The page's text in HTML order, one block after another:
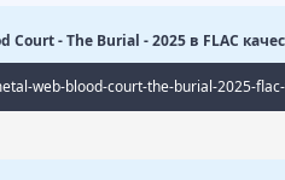
Court - The Burial - 2025 в FLAC
web-blood-court-the-burial-2025-